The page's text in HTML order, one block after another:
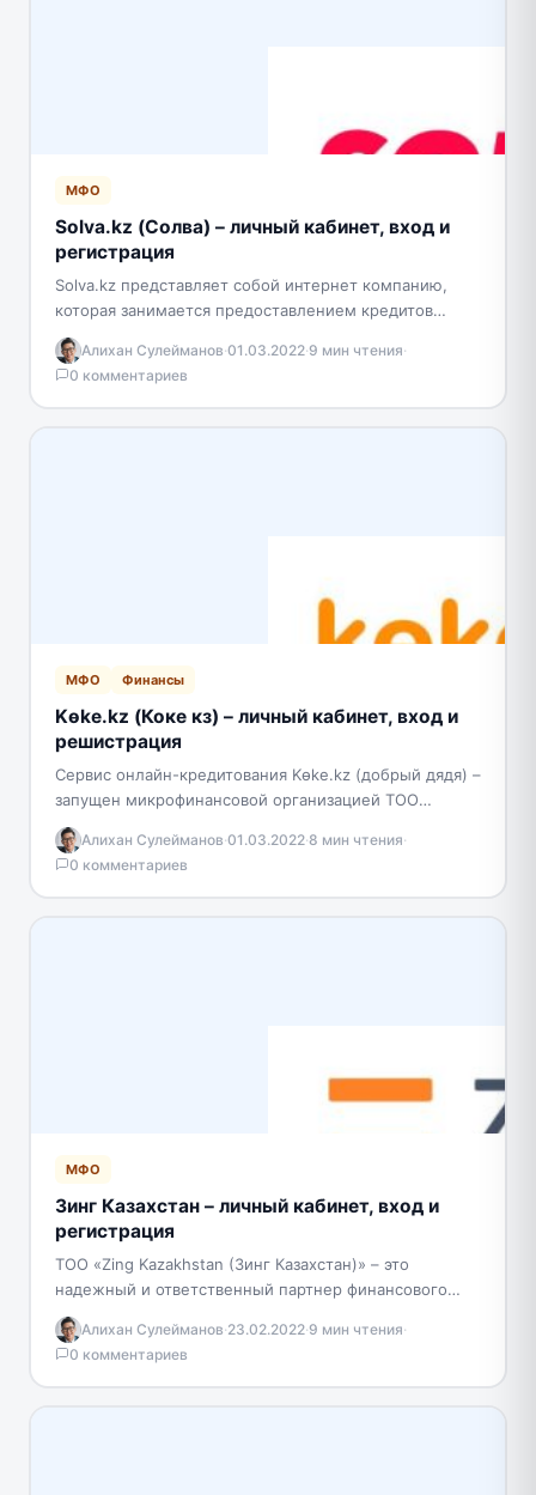
МФО
Solva.kz (Солва) – личный кабинет, вход и
регистрация
Solva.kz представляет собой интернет компанию,
которая занимается предоставлением кредитов
населению. Получить займ достаточно просто. Надо
лишь достичь совершеннолетнего возраста,
обзавестись пропиской и…
Алихан Сулейманов·01.03.2022·9 мин чтения·
0 комментариев
МФО Финансы
Kөke.kz (Коке кз) – личный кабинет, вход и
решистрация
Сервис онлайн-кредитования Kөke.kz (добрый дядя) –
запущен микрофинансовой организацией ТОО
«Fincap», а сейчас работает от лица ТОО МФО
“Creditum”. Специфика сервиса отражена…
Алихан Сулейманов·01.03.2022·8 мин чтения·
0 комментариев
МФО
Зинг Казахстан – личный кабинет, вход и
регистрация
TOO «Zing Kazakhstan (Зинг Казахстан)» – это
надежный и ответственный партнер финансового
сектора, предоставляющий кредитный услуги
гражданам Республики Казахстан в режиме онлайн.…
Алихан Сулейманов·23.02.2022·9 мин чтения·
0 комментариев